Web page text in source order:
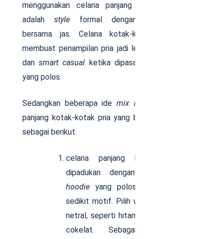
menggunakan celana panjang kotak-kotak pria
adalah style formal dengan memadukannya
bersama jas. Celana kotak-kotak sebenarnya
membuat penampilan pria jadi lebih
dansmart casual ketika dipasangkan dengan jas
yang polos.
Sedangkan beberapa ide mix and match
panjang kotak-kotak pria yang bisa dicoba adalah
sebagai berikut.
celana panjang kotak-kotak pria
dipadukan dengan atasan berupa
hoodie yang polos atau hanya ada
sedikit motif. Pilih warna
netral, seperti hitam, putih,
cokelat. Sebagai pelengkapnya,